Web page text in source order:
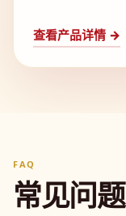
查看产品详情 →
FAQ
常见问题